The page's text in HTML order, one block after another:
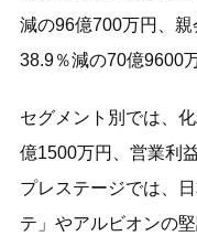
減の96億700万円、
38.9％減の70億9600
セグメント別では、
億1500万円、営業利
プレステージでは、
テ」やアルビオンの